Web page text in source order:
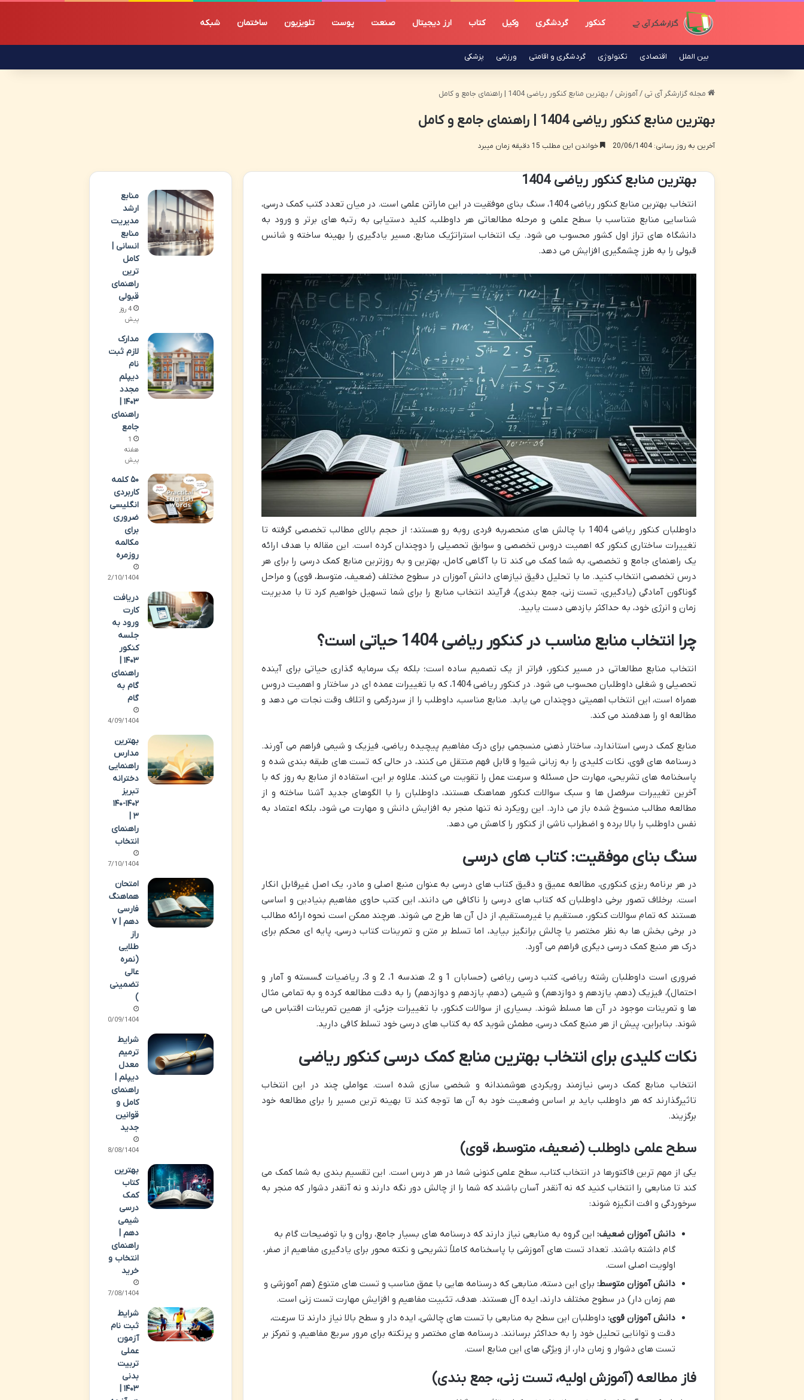
کنکور گردشگری وکیل کتاب ارز دیجیتال صنعت پوست تلویزیون ساختمان شبکه
بین الملل اقتصادی تکنولوژی گردشگری و اقامتی ورزشی پزشکی
مجله گزارشگر آی تی / آموزش / بهترین منابع کنکور ریاضی 1404 | راهنمای جامع و کامل
بهترین منابع کنکور ریاضی 1404 | راهنمای جامع و کامل
آخرین به روز رسانی: 20/06/1404 خواندن این مطلب 15 دقیقه زمان میبرد
بهترین منابع کنکور ریاضی 1404
انتخاب بهترین منابع کنکور ریاضی 1404، سنگ بنای موفقیت در این ماراتن علمی است. در میان تعدد کتب کمک درسی،
شناسایی منابع متناسب با سطح علمی و مرحله مطالعاتی هر داوطلب، کلید دستیابی به رتبه های برتر و ورود به
دانشگاه های تراز اول کشور محسوب می شود. یک انتخاب استراتژیک منابع، مسیر یادگیری را بهینه ساخته و شانس
قبولی را به طرز چشمگیری افزایش می دهد.
داوطلبان کنکور ریاضی 1404 با چالش های منحصربه فردی روبه رو هستند؛ از حجم بالای مطالب تخصصی گرفته تا
تغییرات ساختاری کنکور که اهمیت دروس تخصصی و سوابق تحصیلی را دوچندان کرده است. این مقاله با هدف ارائه
یک راهنمای جامع و تخصصی، به شما کمک می کند تا با آگاهی کامل، بهترین و به روزترین منابع کمک درسی را برای هر
درس تخصصی انتخاب کنید. ما با تحلیل دقیق نیازهای دانش آموزان در سطوح مختلف (ضعیف، متوسط، قوی) و مراحل
گوناگون آمادگی (یادگیری، تست زنی، جمع بندی)، فرآیند انتخاب منابع را برای شما تسهیل خواهیم کرد تا با مدیریت
زمان و انرژی خود، به حداکثر بازدهی دست یابید.
چرا انتخاب منابع مناسب در کنکور ریاضی 1404 حیاتی است؟
انتخاب منابع مطالعاتی در مسیر کنکور، فراتر از یک تصمیم ساده است؛ بلکه یک سرمایه گذاری حیاتی برای آینده
تحصیلی و شغلی داوطلبان محسوب می شود. در کنکور ریاضی 1404، که با تغییرات عمده ای در ساختار و اهمیت دروس
همراه است، این انتخاب اهمیتی دوچندان می یابد. منابع مناسب، داوطلب را از سردرگمی و اتلاف وقت نجات می دهد و
مطالعه او را هدفمند می کند.
منابع کمک درسی استاندارد، ساختار ذهنی منسجمی برای درک مفاهیم پیچیده ریاضی، فیزیک و شیمی فراهم می آورند.
درسنامه های قوی، نکات کلیدی را به زبانی شیوا و قابل فهم منتقل می کنند، در حالی که تست های طبقه بندی شده و
پاسخنامه های تشریحی، مهارت حل مسئله و سرعت عمل را تقویت می کنند. علاوه بر این، استفاده از منابع به روز که با
آخرین تغییرات سرفصل ها و سبک سوالات کنکور هماهنگ هستند، داوطلبان را با الگوهای جدید آشنا ساخته و از
مطالعه مطالب منسوخ شده باز می دارد. این رویکرد نه تنها منجر به افزایش دانش و مهارت می شود، بلکه اعتماد به
نفس داوطلب را بالا برده و اضطراب ناشی از کنکور را کاهش می دهد.
سنگ بنای موفقیت: کتاب های درسی
در هر برنامه ریزی کنکوری، مطالعه عمیق و دقیق کتاب های درسی به عنوان منبع اصلی و مادر، یک اصل غیرقابل انکار
است. برخلاف تصور برخی داوطلبان که کتاب های درسی را ناکافی می دانند، این کتب حاوی مفاهیم بنیادین و اساسی
هستند که تمام سوالات کنکور، مستقیم یا غیرمستقیم، از دل آن ها طرح می شوند. هرچند ممکن است نحوه ارائه مطالب
در برخی بخش ها به نظر مختصر یا چالش برانگیز بیاید، اما تسلط بر متن و تمرینات کتاب درسی، پایه ای محکم برای
درک هر منبع کمک درسی دیگری فراهم می آورد.
ضروری است داوطلبان رشته ریاضی، کتب درسی ریاضی (حسابان 1 و 2، هندسه 1، 2 و 3، ریاضیات گسسته و آمار و
احتمال)، فیزیک (دهم، یازدهم و دوازدهم) و شیمی (دهم، یازدهم و دوازدهم) را به دقت مطالعه کرده و به تمامی مثال
ها و تمرینات موجود در آن ها مسلط شوند. بسیاری از سوالات کنکور، با تغییرات جزئی، از همین تمرینات اقتباس می
شوند. بنابراین، پیش از هر منبع کمک درسی، مطمئن شوید که به کتاب های درسی خود تسلط کافی دارید.
نکات کلیدی برای انتخاب بهترین منابع کمک درسی کنکور ریاضی
انتخاب منابع کمک درسی نیازمند رویکردی هوشمندانه و شخصی سازی شده است. عواملی چند در این انتخاب
تاثیرگذارند که هر داوطلب باید بر اساس وضعیت خود به آن ها توجه کند تا بهینه ترین مسیر را برای مطالعه خود
برگزیند.
سطح علمی داوطلب (ضعیف، متوسط، قوی)
یکی از مهم ترین فاکتورها در انتخاب کتاب، سطح علمی کنونی شما در هر درس است. این تقسیم بندی به شما کمک می
کند تا منابعی را انتخاب کنید که نه آنقدر آسان باشند که شما را از چالش دور نگه دارند و نه آنقدر دشوار که منجر به
سرخوردگی و افت انگیزه شوند:
دانش آموزان ضعیف: این گروه به منابعی نیاز دارند که درسنامه های بسیار جامع، روان و با توضیحات گام به
گام داشته باشند. تعداد تست های آموزشی با پاسخنامه کاملاً تشریحی و نکته محور برای یادگیری مفاهیم از صفر،
اولویت اصلی است.
دانش آموزان متوسط: برای این دسته، منابعی که درسنامه هایی با عمق مناسب و تست های متنوع (هم آموزشی و
هم زمان دار) در سطوح مختلف دارند، ایده آل هستند. هدف، تثبیت مفاهیم و افزایش مهارت تست زنی است.
دانش آموزان قوی: داوطلبان این سطح به منابعی با تست های چالشی، ایده دار و سطح بالا نیاز دارند تا سرعت،
دقت و توانایی تحلیل خود را به حداکثر برسانند. درسنامه های مختصر و پرنکته برای مرور سریع مفاهیم، و تمرکز بر
تست های دشوار و زمان دار، از ویژگی های این منابع است.
فاز مطالعه (آموزش اولیه، تست زنی، جمع بندی)
منابع
ارشد
مدیریت
منابع
انسانی |
کامل
ترین
راهنمای
قبولی
4 روز
پیش
مدارک
لازم ثبت
نام
دیپلم
مجدد
۱۴۰۳ |
راهنمای
جامع
1
هفته
پیش
۵۰ کلمه
کاربردی
انگلیسی
ضروری
برای
مکالمه
روزمره
02/10/1404
دریافت
کارت
ورود به
جلسه
کنکور
۱۴۰۳ |
راهنمای
گام به
گام
24/09/1404
بهترین
مدارس
راهنمایی
دخترانه
تبریز
۱۴۰۲-۱۴۰
۳ |
راهنمای
انتخاب
07/10/1404
امتحان
هماهنگ
فارسی
دهم | ۷
راز
طلایی
(نمره
عالی
تضمینی
)
20/09/1404
شرایط
ترمیم
معدل
دیپلم |
راهنمای
کامل و
قوانین
جدید
18/08/1404
بهترین
کتاب
کمک
درسی
شیمی
دهم |
راهنمای
انتخاب و
خرید
17/08/1404
شرایط
ثبت نام
آزمون
عملی
تربیت
بدنی
۱۴۰۳ |